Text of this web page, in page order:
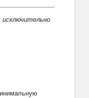
исключительно